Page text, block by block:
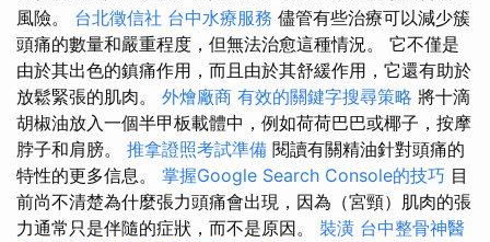
風險。 台北徵信社 台中水療服務 儘管有些治療可以減少簇
頭痛的數量和嚴重程度，但無法治愈這種情況。 它不僅是
由於其出色的鎮痛作用，而且由於其舒緩作用，它還有助於
放鬆緊張的肌肉。 外燴廠商 有效的關鍵字搜尋策略 將十滴
胡椒油放入一個半甲板載體中，例如荷荷巴巴或椰子，按摩
脖子和肩膀。 推拿證照考試準備 閱讀有關精油針對頭痛的
特性的更多信息。 掌握Google Search Console的技巧 目
前尚不清楚為什麼張力頭痛會出現，因為（宮頸）肌肉的張
力通常只是伴隨的症狀，而不是原因。 裝潢 台中整骨神醫